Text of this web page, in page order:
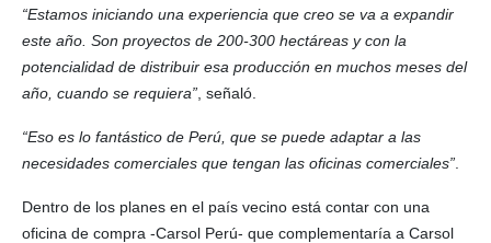
“Estamos iniciando una experiencia que creo se va a expandir
este año. Son proyectos de 200-300 hectáreas y con la
potencialidad de distribuir esa producción en muchos meses del
año, cuando se requiera” , señaló.
“Eso es lo fantástico de Perú, que se puede adaptar a las
necesidades comerciales que tengan las oficinas comerciales”
Dentro de los planes en el país vecino está contar con una
oficina de compra -Carsol Perú- que complementaría a Carsol